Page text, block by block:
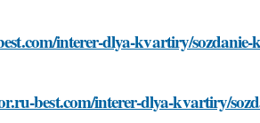
interer-dlya-kvartiry/
best.com/interer-dlya-kvartiry/